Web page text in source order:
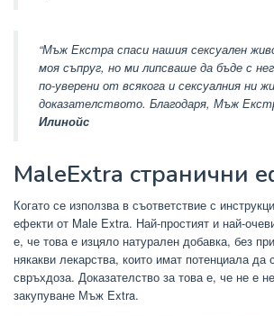
“Мъж Екстра спаси нашия сексуален
моя съпруг, но ми липсваше да бъде с
по-уверени от всякога и сексуалния ни
доказателството. Благодаря, Мъж
Илинойс
MaleExtra странични
Когато се използва в съответствие с
ефекти от Male Extra. Най-простият и най-
е, че това е изцяло натурален добавка, без
някакви лекарства, които имат потенциала да
свръхдоза. Доказателство за това е, че не е
закупуване Мъж Extra.